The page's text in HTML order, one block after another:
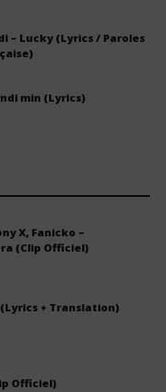
– Lucky (Lyrics / Paroles
min (Lyrics)
X, Fanicko –
(Clip Officiel)
(Lyrics + Translation)
Officiel)